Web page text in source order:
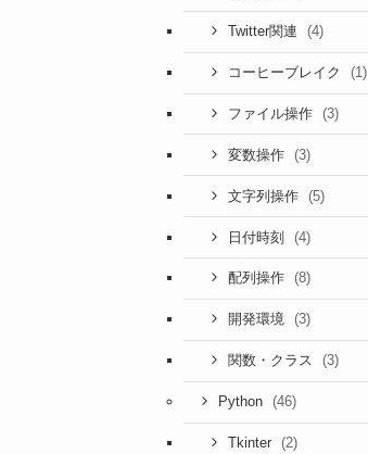
Twitter関連 (4)
コーヒーブレイク (1)
ファイル操作 (3)
変数操作 (3)
文字列操作 (5)
日付時刻 (4)
配列操作 (8)
開発環境 (3)
関数・クラス (3)
Python (46)
Tkinter (2)